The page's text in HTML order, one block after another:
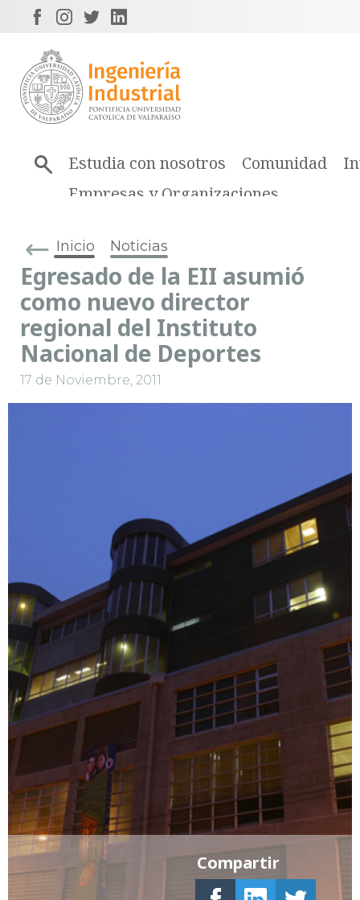
Estudia con nosotros Comunidad
Empresas y Organizaciones
Inicio Noticias
Egresado de la EII asumió
como nuevo director
regional del Instituto
Nacional de Deportes
17 de Noviembre, 2011
Compartir